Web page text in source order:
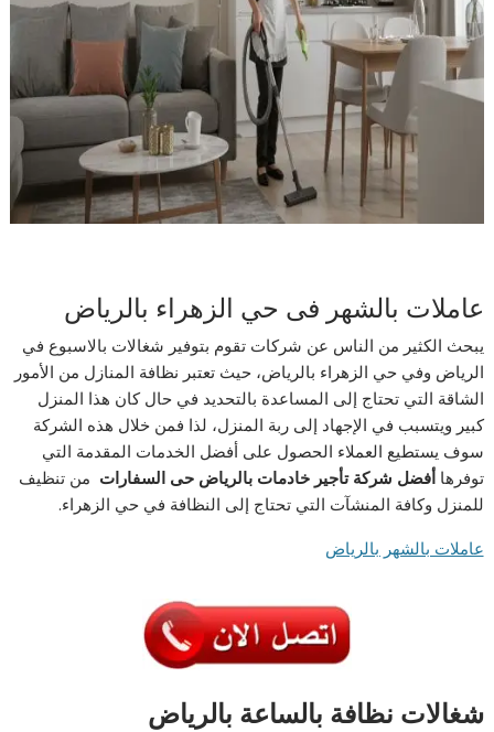
عاملات بالشهر فى حي الزهراء بالرياض
يبحث الكثير من الناس عن شركات تقوم بتوفير شغالات بالاسبوع في
الرياض وفي حي الزهراء بالرياض، حيث تعتبر نظافة المنازل من الأمور
الشاقة التي تحتاج إلى المساعدة بالتحديد في حال كان هذا المنزل
كبير ويتسبب في الإجهاد إلى ربة المنزل، لذا فمن خلال هذه الشركة
سوف يستطيع العملاء الحصول على أفضل الخدمات المقدمة التي
توفرهاأفضل شركة تأجير خادمات بالرياض حى السفارات من تنظيف
للمنزل وكافة المنشآت التي تحتاج إلى النظافة في حي الزهراء.
عاملات بالشهر بالرياض
شغالات نظافة بالساعة بالرياض